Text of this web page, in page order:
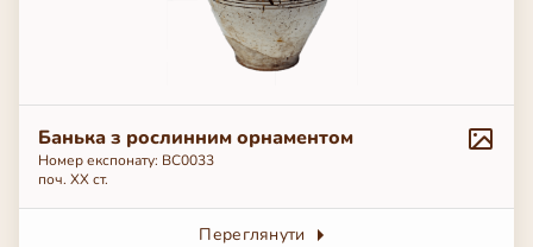
Банька з рослинним орнаментом
Номер експонату: ВС0033
поч. ХХ ст.
Переглянути